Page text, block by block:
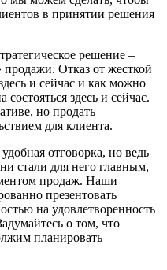
в принятии решения
решение –
продажи. Отказ от жест­кой
и сейчас и как можно
здесь и сейчас.
но продать
для клиента.
отговорка, но ведь
стали для него главным,
продаж. Наши
презентовать
на удовлет­воренность
о том, что
планировать